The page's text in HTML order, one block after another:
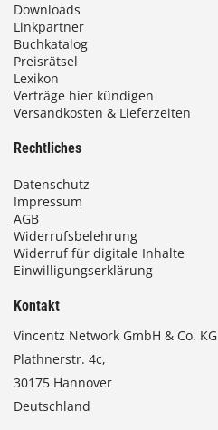
Downloads
Linkpartner
Buchkatalog
Preisrätsel
Lexikon
Verträge hier kündigen
Versandkosten & Lieferzeiten
Rechtliches
Datenschutz
Impressum
AGB
Widerrufsbelehrung
Widerruf für digitale Inhalte
Einwilligungserklärung
Kontakt
Vincentz Network GmbH & Co. KG
Plathnerstr. 4c,
30175 Hannover
Deutschland